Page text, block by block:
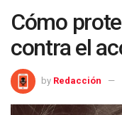
Cómo
contra el
by Redacción